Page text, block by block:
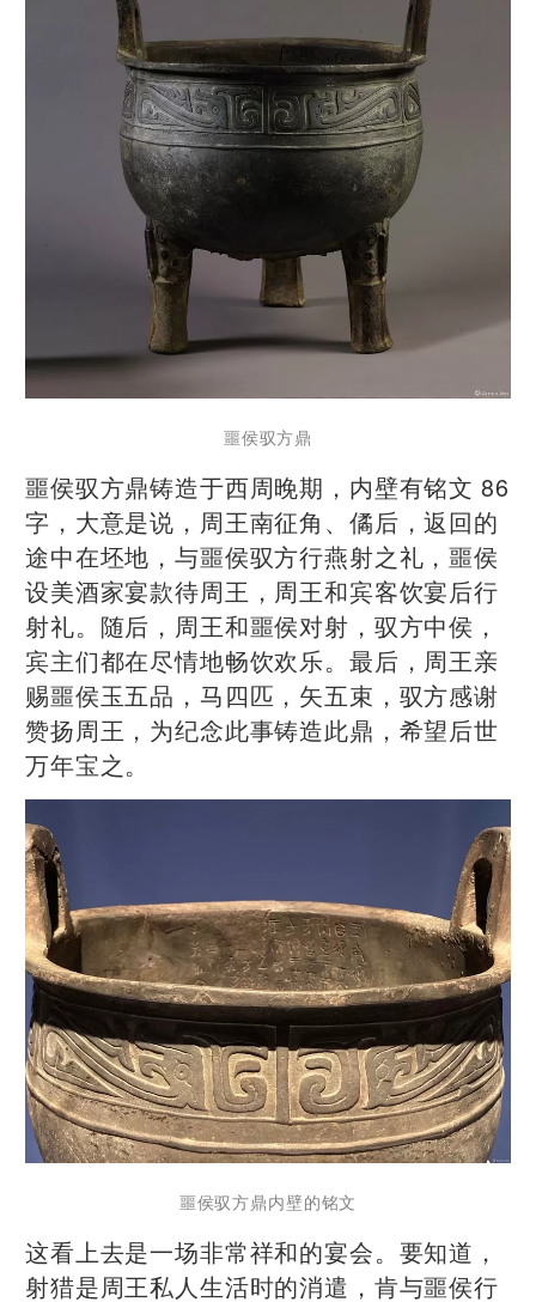
噩侯驭方鼎
噩侯驭方鼎铸造于西周晚期，内壁有铭文 86
字，大意是说，周王南征角、僪后，返回的
途中在坯地，与噩侯驭方行燕射之礼，噩侯
设美酒家宴款待周王，周王和宾客饮宴后行
射礼。随后，周王和噩侯对射，驭方中侯，
宾主们都在尽情地畅饮欢乐。最后，周王亲
赐噩侯玉五品，马四匹，矢五束，驭方感谢
赞扬周王，为纪念此事铸造此鼎，希望后世
万年宝之。
噩侯驭方鼎内壁的铭文
这看上去是一场非常祥和的宴会。要知道，
射猎是周王私人生活时的消遣，肯与噩侯行